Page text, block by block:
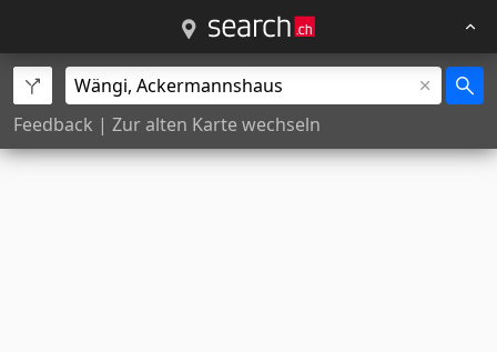
Feedback | Zur alten Karte wechseln